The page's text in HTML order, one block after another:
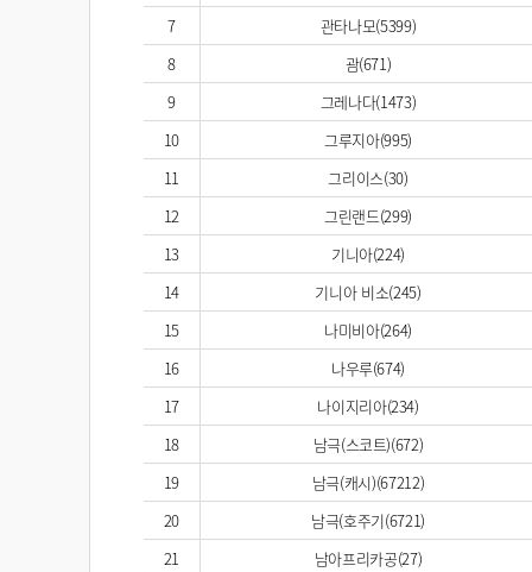
7
관타나모(5399)
8
괌(671)
9
그레나다(1473)
10
그루지아(995)
11
그리이스(30)
12
그린랜드(299)
13
기니아(224)
14
기니아 비소(245)
15
나미비아(264)
16
나우루(674)
17
나이지리아(234)
18
남극(스코트)(672)
19
남극(캐시)(67212)
20
남극(호주기(6721)
21
남아프리카공(27)